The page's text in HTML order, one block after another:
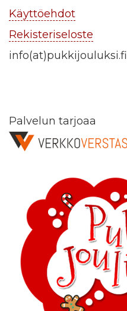
Käyttöehdot
Rekisteriseloste
info(at)pukkijouluksi.fi
Palvelun tarjoaa